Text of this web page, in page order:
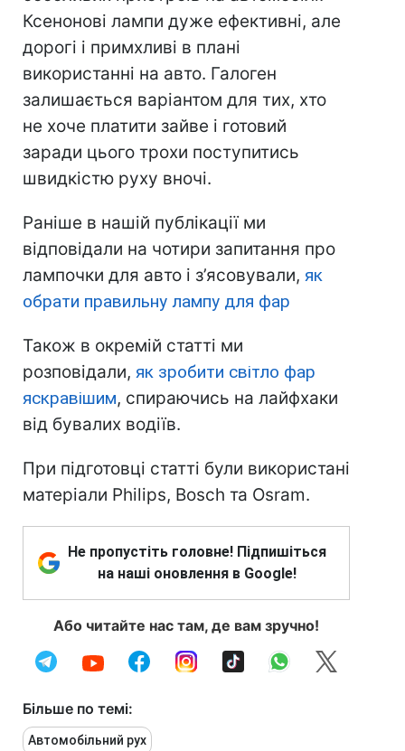
Ксенонові лампи дуже ефективні, але
дорогі і примхливі в плані
використанні на авто. Галоген
залишається варіантом для тих, хто
не хоче платити зайве і готовий
заради цього трохи поступитись
швидкістю руху вночі.
Раніше в нашій публікації ми
відповідали на чотири запитання про
лампочки для авто і з’ясовували, як
обрати правильну лампу для фар
Також в окремій статті ми
розповідали, як зробити світло фар
яскравішим, спираючись на лайфхаки
від бувалих водіїв.
При підготовці статті були використані
матеріали Philips, Bosch та Osram.
Не пропустіть головне! Підпишіться
на наші оновлення в Google!
Або читайте нас там, де вам зручно!
Більше по темі:
Автомобільний рух